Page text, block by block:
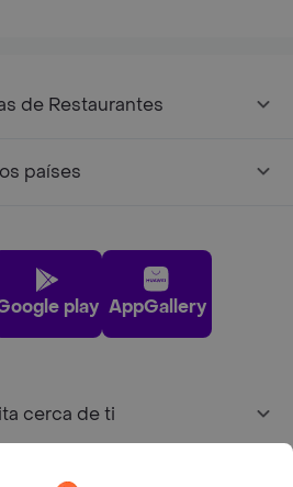
de Restaurantes
países
play AppGallery
cerca de ti